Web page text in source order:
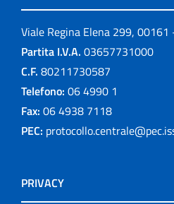
Viale Regina Elena 299, 00161
Partita I.V.A. 03657731000
C.F. 80211730587
Telefono: 06 4990 1
Fax: 06 4938 7118
PEC:
PRIVACY